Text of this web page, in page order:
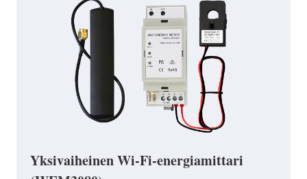
Yksivaiheinen Wi-Fi-energiamittari